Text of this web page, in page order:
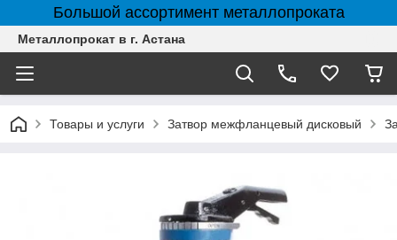
Большой ассортимент металлопроката
Металлопрокат в г. Астана
Товары и услуги Затвор межфланцевый дисковый